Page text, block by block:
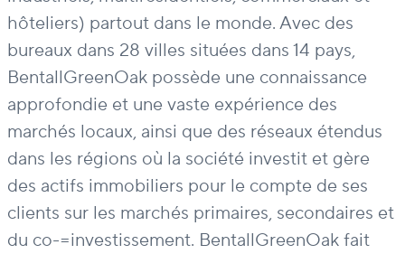
hôteliers) partout dans le monde. Avec des
bureaux dans 28 villes situées dans 14 pays,
BentallGreenOak possède une connaissance
approfondie et une vaste expérience des
marchés locaux, ainsi que des réseaux étendus
dans les régions où la société investit et gère
des actifs immobiliers pour le compte de ses
clients sur les marchés primaires, secondaires et
du co-=investissement. BentallGreenOak fait